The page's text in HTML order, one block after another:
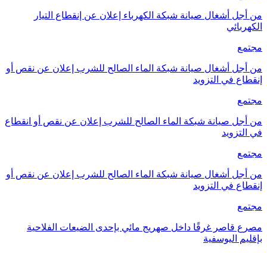
من أجل أشغال صيانة شبكة الكهرباء إعلان عن إنقطاع التيار
الكهربائي
مجتمع
من أجل أشغال صيانة شبكة الماء الصالح للشرب إعلان عن نقص أو
إنقطاع في التزويد
مجتمع
من أجل صيانة شبكة الماء الصالح للشرب إعلان عن نقص أو انقطاع
في التزويد
مجتمع
من أجل أشغال صيانة شبكة الماء الصالح للشرب إعلان عن نقص أو
إنقطاع في التزويد
مجتمع
مصرع قاصر غرقًا داخل صهريج مائي بإحدى الضيعات الفلاحية
بإقليم اليوسفية